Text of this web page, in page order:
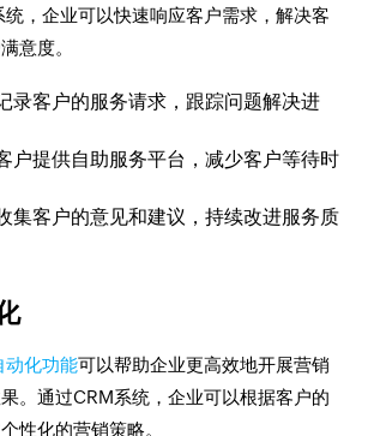
统，企业可以快速响应客户需求，解决客
意度。
录客户的服务请求，跟踪问题解决进
户提供自助服务平台，减少客户等待时
集客户的意见和建议，持续改进服务质
动化功能可以帮助企业更高效地开展营销
。通过CRM系统，企业可以根据客户的
性化的营销策略。